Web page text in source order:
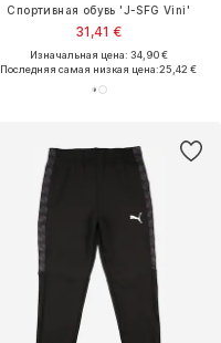
Спортивная обувь 'J-SFG Vini'
31,41 €
Изначальная цена: 34,90 €
Последняя самая низкая цена:25,42 €